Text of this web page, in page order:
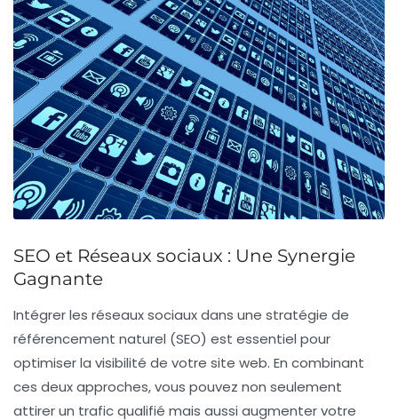
SEO et Réseaux sociaux : Une Synergie
Gagnante
Intégrer les réseaux sociauxdans une stratégie de
référencement naturel (SEO) est essentiel pour
optimiser la visibilité de votre site web. En combinant
ces deux approches, vous pouvez non seulement
attirer un trafic qualifié mais aussi augmenter votre